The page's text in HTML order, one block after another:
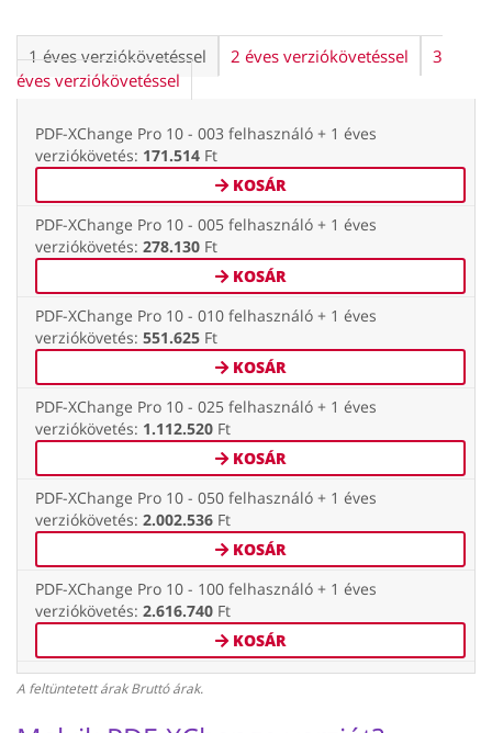
1 éves verziókövetéssel 2 éves verziókövetéssel
3
éves verziókövetéssel
PDF-XChange Pro 10 - 003 felhasználó + 1 éves
verziókövetés: 171.514 Ft
KOSÁR
PDF-XChange Pro 10 - 005 felhasználó + 1 éves
verziókövetés: 278.130 Ft
KOSÁR
PDF-XChange Pro 10 - 010 felhasználó + 1 éves
verziókövetés: 551.625 Ft
KOSÁR
PDF-XChange Pro 10 - 025 felhasználó + 1 éves
verziókövetés: 1.112.520 Ft
KOSÁR
PDF-XChange Pro 10 - 050 felhasználó + 1 éves
verziókövetés: 2.002.536 Ft
KOSÁR
PDF-XChange Pro 10 - 100 felhasználó + 1 éves
verziókövetés: 2.616.740 Ft
KOSÁR
A feltüntetett árak Bruttó árak.